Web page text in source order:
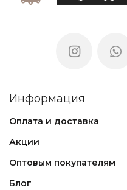
Информация
Оплата и доставка
Акции
Оптовым покупателям
Блог